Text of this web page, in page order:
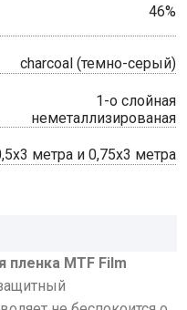
46%
charcoal (темно-серый)
1-о слойная
неметаллизированая
метра и 0,75х3 метра
пленка MTF Film